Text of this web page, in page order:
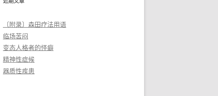
〔附录〕森田疗法用语
临场苦闷
变态人格者的怪癖
精神性症候
器质性疾患